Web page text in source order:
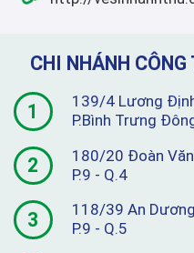
CHI NHÁNH
1
139/4 Lương
P.Bình Trưng
2
180/20 Đoàn
P.9 - Q.4
3
118/39 An
P.9 - Q.5